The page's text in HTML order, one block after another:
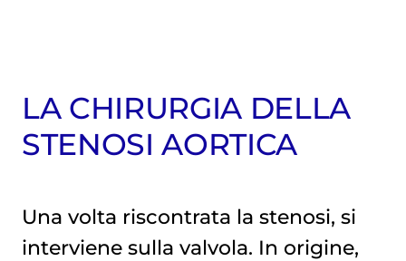
LA CHIRURGIA DELLA
STENOSI AORTICA
Una volta riscontrata la stenosi, si
interviene sulla valvola. In origine,